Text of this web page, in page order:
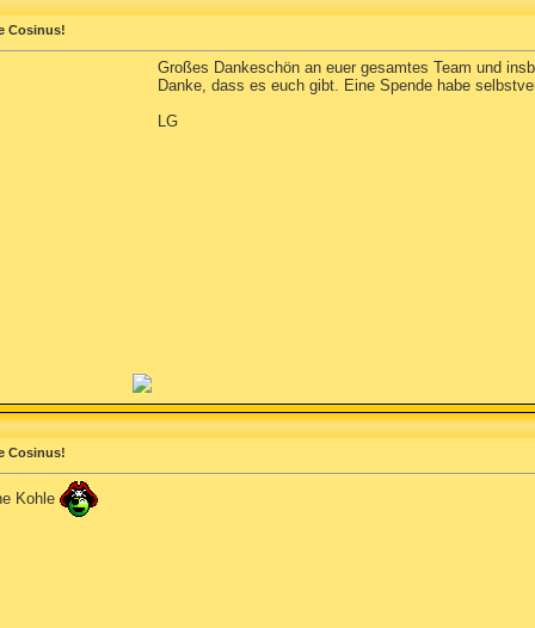
Cosinus!
Großes Dankeschön an euer gesamtes Team und
Danke, dass es euch gibt. Eine Spende habe
LG
Cosinus!
Kohle